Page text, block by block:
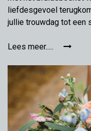
liefdesgevoel
jullie trouwdag tot een
Lees meer.....